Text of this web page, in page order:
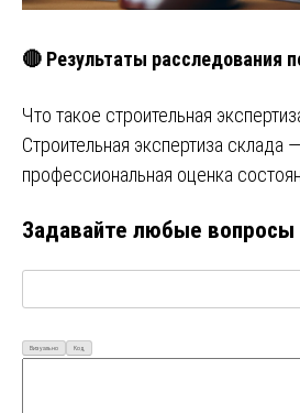
🔴 Результаты расследования
Что такое строительная
Строительная экспертиза склада
профессиональная оценка
Задавайте любые вопросы
Визуально Код